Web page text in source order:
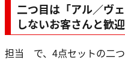
二つ目は「アル／ヴ
しないお客さんと歓
担当 で、4点セットの二つ